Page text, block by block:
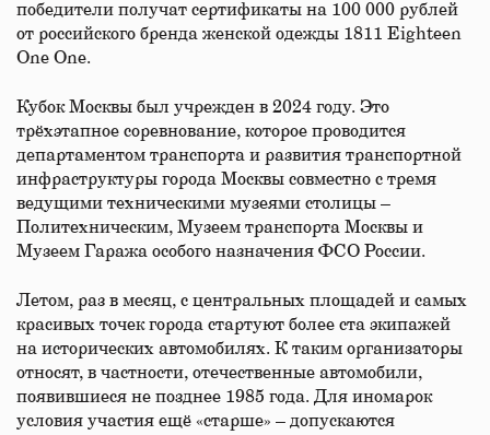
победители получат сертификаты на 100 000 рублей
от российского бренда женской одежды 1811 Eighteen
One One.
Кубок Москвы был учрежден в 2024 году. Это
трёхэтапное соревнование, которое проводится
департаментом транспорта и развития транспортной
инфраструктуры города Москвы совместно с тремя
ведущими техническими музеями столицы –
Политехническим, Музеем транспорта Москвы и
Музеем Гаража особого назначения ФСО России.
Летом, раз в месяц, с центральных площадей и самых
красивых точек города стартуют более ста экипажей
на исторических автомобилях. К таким организаторы
относят, в частности, отечественные автомобили,
появившиеся не позднее 1985 года. Для иномарок
условия участия ещё «старше» – допускаются